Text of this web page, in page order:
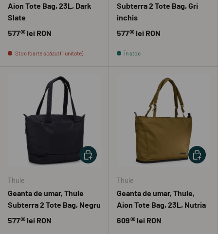
Aion Tote Bag, 23L, Dark
Slate
57700 lei RON
Stoc foarte scăzut (1 unitate)
Subterra 2 Tote Bag, Gri
inchis
57700 lei RON
În stoc
Thule
Geanta de umar, Thule
Subterra 2 Tote Bag, Negru
57700 lei RON
ADAUGĂ ÎN COȘ
Thule
Geanta de umar, Thule,
Aion Tote Bag, 23L, Nutria
60900 lei RON